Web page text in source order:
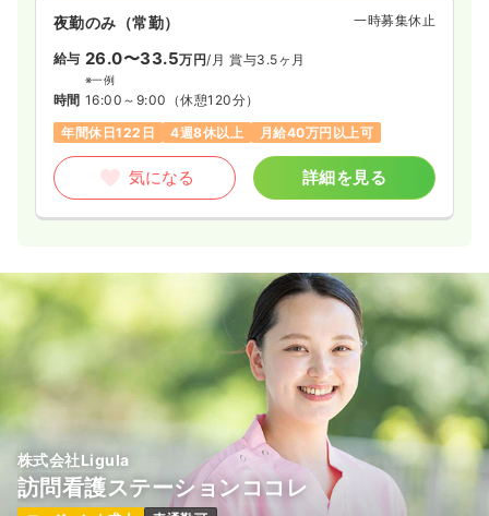
夜勤のみ（常勤） 一時募集休止
給与 26.0〜33.5万円/月 賞与3.5ヶ月
※一例
時間 16:00～9:00 （休憩120分）
年間休日122日
4週8休以上 月給40万円以上可
気になる 詳細を見る
株式会社Ligula
訪問看護ステーションココレ